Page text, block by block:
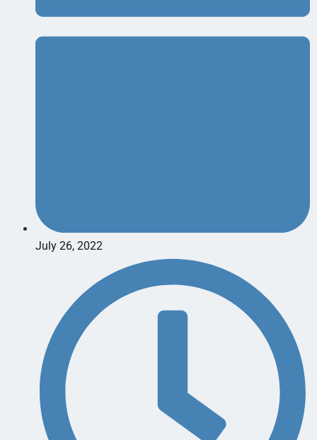
July 26, 2022